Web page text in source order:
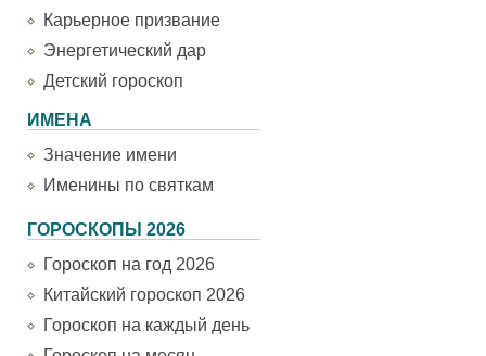
Карьерное призвание
Энергетический дар
Детский гороскоп
ИМЕНА
Значение имени
Именины по святкам
ГОРОСКОПЫ 2026
Гороскоп на год 2026
Китайский гороскоп 2026
Гороскоп на каждый день